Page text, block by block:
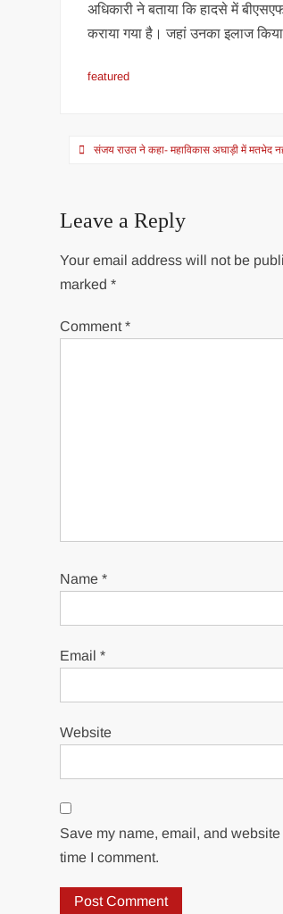
अधिकारी ने बताया कि हादसे में
कराया गया है। जहां उनका इलाज
featured
Postसंजय राउत ने कहा- महाविकास अघाड़ी में मतभेद
Leave a Reply
Your email address will not be
marked*
Comment*
Name*
Email*
Website
Save my name, email, and
time I comment.